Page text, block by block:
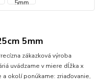
5mm
zákazková výroba
uvádzame v miere dĺžka x
a okolí ponúkame: zriaďovanie,